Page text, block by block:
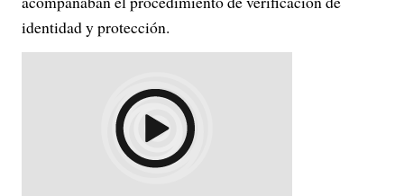
identidad y protección.